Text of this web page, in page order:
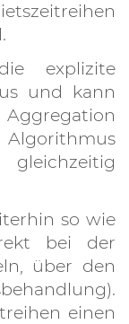
explizite
und kann
Algorithmus
gleichzeitig
so wie
bei der
über den
einen